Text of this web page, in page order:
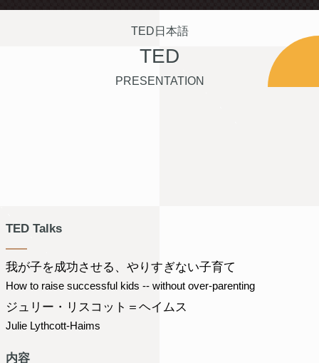
TED日本語
TED
PRESENTATION
TED Talks
我が子を成功させる、やりすぎない子育て
How to raise successful kids -- without over-parenting
ジュリー・リスコット＝ヘイムス
Julie Lythcott-Haims
内容